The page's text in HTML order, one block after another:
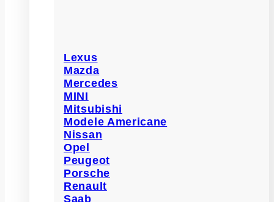
Lexus
Mazda
Mercedes
MINI
Mitsubishi
Modele Americane
Nissan
Opel
Peugeot
Porsche
Renault
Saab